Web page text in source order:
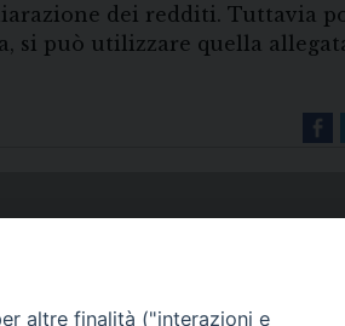
dei redditi. Tuttavia
si può utilizzare quella
altre finalità ("interazioni e